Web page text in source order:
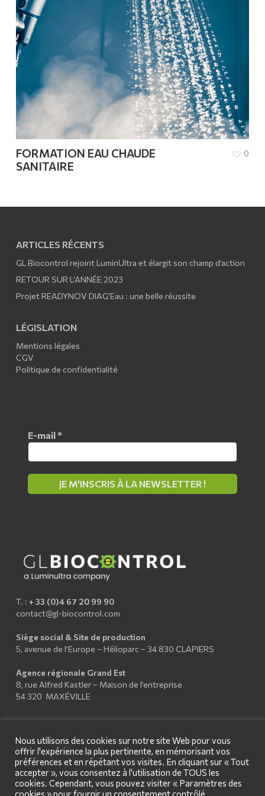
FORMATION EAU CHAUDE
SANITAIRE
0
ARTICLES RÉCENTS
GL Biocontrol rejoint LuminUltra et élargit son champ d’action
RETOUR SUR L’ANNÉE 2023
Projet READYNOV DIAG’Eau : une belle réussite
LÉGISLATION
Mentions légales
CGV
Politique de confidentialité
E-mail*
T. : + 33 (0)4 67 20 99 90
contact@gl-biocontrol.com
Siège social & Site de production
5, avenue de l’Europe – Hélioparc – 34 830 CLAPIERS
Agence régionale Grand Est
8, rue Alfred Kastler – Maison de l’entreprise
54 320 MAXÉVILLE
Nous utilisons des cookies sur notre site Web pour vous
offrir l'expérience la plus pertinente, en mémorisant vos
préférences et en répétant vos visites. En cliquant sur « Tout
accepter », vous consentez à l'utilisation de TOUS les
cookies. Cependant, vous pouvez visiter « Paramètres des
cookies » pour fournir un consentement contrôlé.